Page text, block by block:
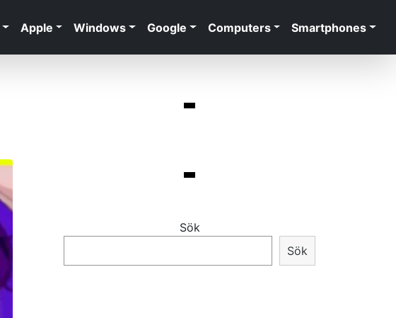
Apple Windows Google Computers Smartphones
Sök
Sök